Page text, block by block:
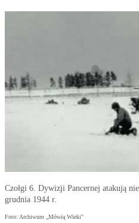
Czołgi 6. Dywizji Pancernej atakują
grudnia 1944 r.
Foto: Archiwum „Mówią Wieki"